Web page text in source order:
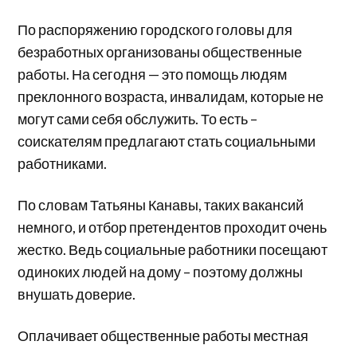
По распоряжению городского головы для
безработных организованы общественные
работы. На сегодня — это помощь людям
преклонного возраста, инвалидам, которые не
могут сами себя обслужить. То есть –
соискателям предлагают стать социальными
работниками.
По словам Татьяны Канавы, таких вакансий
немного, и отбор претендентов проходит очень
жестко. Ведь социальные работники посещают
одиноких людей на дому – поэтому должны
внушать доверие.
Оплачивает общественные работы местная